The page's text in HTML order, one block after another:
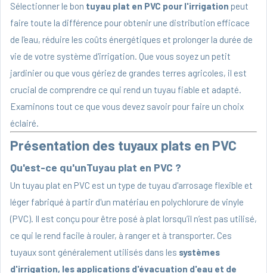
Sélectionner le bon tuyau plat en PVC pour l'irrigation peut
faire toute la différence pour obtenir une distribution efficace
de l'eau, réduire les coûts énergétiques et prolonger la durée de
vie de votre système d'irrigation. Que vous soyez un petit
jardinier ou que vous gériez de grandes terres agricoles, il est
crucial de comprendre ce qui rend un tuyau fiable et adapté.
Examinons tout ce que vous devez savoir pour faire un choix
éclairé.
Présentation des tuyaux plats en PVC
Qu'est-ce qu'unTuyau plat en PVC ?
Un tuyau plat en PVC est un type de tuyau d'arrosage flexible et
léger fabriqué à partir d'un matériau en polychlorure de vinyle
(PVC). Il est conçu pour être posé à plat lorsqu’il n’est pas utilisé,
ce qui le rend facile à rouler, à ranger et à transporter. Ces
tuyaux sont généralement utilisés dans les systèmes
d'irrigation, les applications d'évacuation d'eau et de